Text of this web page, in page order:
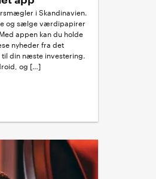
i Skandinavien.
og sælge værdipapirer
appen kan du holde
nyheder fra det
til din næste investering.
og […]